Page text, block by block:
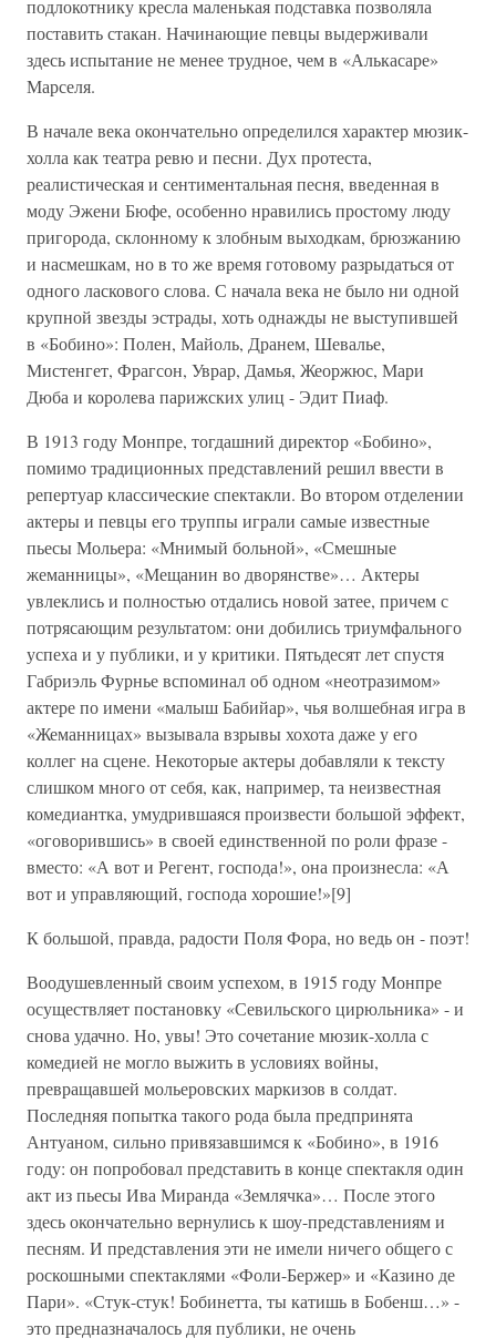
подлокотнику кресла маленькая подставка позволяла
поставить стакан. Начинающие певцы выдерживали
здесь испытание не менее трудное, чем в «Алькасаре»
Марселя.
В начале века окончательно определился характер мюзик-
холла как театра ревю и песни. Дух протеста,
реалистическая и сентиментальная песня, введенная в
моду Эжени Бюфе, особенно нравились простому люду
пригорода, склонному к злобным выходкам, брюзжанию
и насмешкам, но в то же время готовому разрыдаться от
одного ласкового слова. С начала века не было ни одной
крупной звезды эстрады, хоть однажды не выступившей
в «Бобино»: Полен, Майоль, Дранем, Шевалье,
Мистенгет, Фрагсон, Уврар, Дамья, Жеоржюс, Мари
Дюба и королева парижских улиц - Эдит Пиаф.
В 1913 году Монпре, тогдашний директор «Бобино»,
помимо традиционных представлений решил ввести в
репертуар классические спектакли. Во втором отделении
актеры и певцы его труппы играли самые известные
пьесы Мольера: «Мнимый больной», «Смешные
жеманницы», «Мещанин во дворянстве»… Актеры
увлеклись и полностью отдались новой затее, причем с
потрясающим результатом: они добились триумфального
успеха и у публики, и у критики. Пятьдесят лет спустя
Габриэль Фурнье вспоминал об одном «неотразимом»
актере по имени «малыш Бабийар», чья волшебная игра в
«Жеманницах» вызывала взрывы хохота даже у его
коллег на сцене. Некоторые актеры добавляли к тексту
слишком много от себя, как, например, та неизвестная
комедиантка, умудрившаяся произвести большой эффект,
«оговорившись» в своей единственной по роли фразе -
вместо: «А вот и Регент, господа!», она произнесла: «А
вот и управляющий, господа хорошие!»[9]
К большой, правда, радости Поля Фора, но ведь он - поэт!
Воодушевленный своим успехом, в 1915 году Монпре
осуществляет постановку «Севильского цирюльника» - и
снова удачно. Но, увы! Это сочетание мюзик-холла с
комедией не могло выжить в условиях войны,
превращавшей мольеровских маркизов в солдат.
Последняя попытка такого рода была предпринята
Антуаном, сильно привязавшимся к «Бобино», в 1916
году: он попробовал представить в конце спектакля один
акт из пьесы Ива Миранда «Землячка»… После этого
здесь окончательно вернулись к шоу-представлениям и
песням. И представления эти не имели ничего общего с
роскошными спектаклями «Фоли-Бержер» и «Казино де
Пари». «Стук-стук! Бобинетта, ты катишь в Бобенш…» -
это предназначалось для публики, не очень